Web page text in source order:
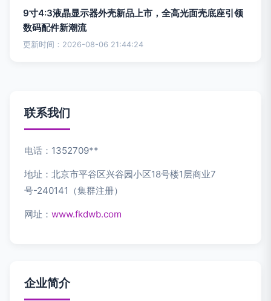
9寸4:3液晶显示器外壳新品上市，全高光面壳底座引领
数码配件新潮流
更新时间：2026-08-06 21:44:24
联系我们
电话：1352709**
地址：北京市平谷区兴谷园小区18号楼1层商业7
号-240141（集群注册）
网址： www.fkdwb.com
企业简介